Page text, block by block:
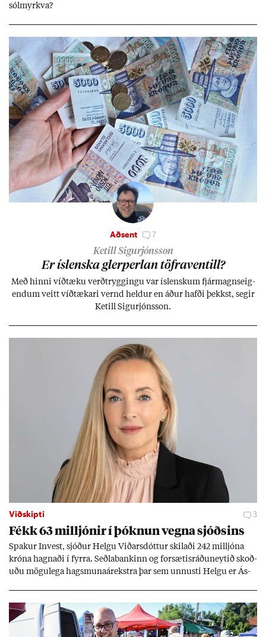
sól­myrkva?
Aðsent 7
Ketill Sigurjónsson
Er ís­lenska glerperl­an töfra­ventill?
Með hinni víð­tæku verð­trygg­ingu var ís­lensk­um fjár­magns­eig­
end­um veitt víð­tæk­ari vernd held­ur en áð­ur hafði þekkst, seg­ir
Ketill Sig­ur­jóns­son.
Viðskipti 3
Fékk 63 millj­ón­ir í þókn­un vegna sjóðs­ins
Spak­ur In­vest, sjóð­ur Helgu Við­ars­dótt­ur skil­aði 242 millj­óna
króna hagn­aði í fyrra. Seðla­bank­inn og for­sæt­is­ráðu­neyt­ið skoð­
uðu mögu­lega hags­muna­árekstra þar sem unnusti Helgu er Ás­